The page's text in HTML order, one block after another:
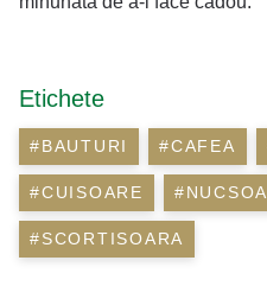
Etichete
#BAUTURI #CAFEA
#CUISOARE
#SCORTISOARA